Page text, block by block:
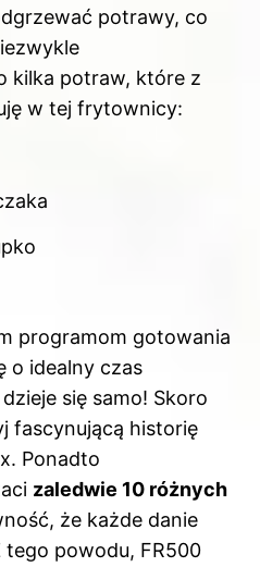
potrawy, co
kilka potraw, które z
w tej frytownicy:
programom gotowania
o idealny czas
się samo! Skoro
fascynującą historię
. Ponadto
zaledwie 10 różnych
że każde danie
powodu, FR500